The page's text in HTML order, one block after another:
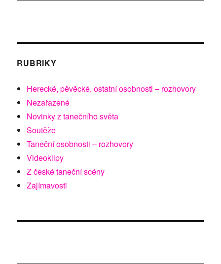
RUBRIKY
Herecké, pěvěcké, ostatní osobnosti – rozhovory
Nezařazené
Novinky z tanečního světa
Soutěže
Taneční osobnosti – rozhovory
Videoklipy
Z české taneční scény
Zajímavosti